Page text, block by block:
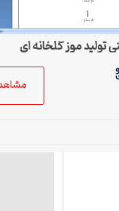
تولید موز گلخانه ای